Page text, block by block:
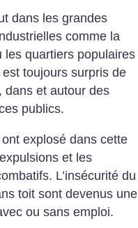
dans les grandes
comme la
les quartiers populaires
toujours surpris de
dans et autour des
publics.
explosé dans cette
et les
L’insécurité du
toit sont devenus une
ou sans emploi.